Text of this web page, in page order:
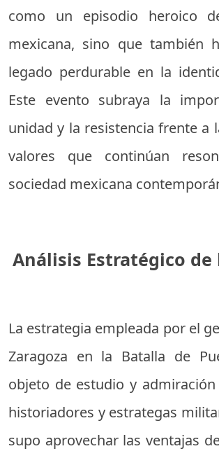
como un episodio heroico
mexicana, sino que también
legado perdurable en la
Este evento subraya la
unidad y la resistencia frente a
valores que continúan
sociedad mexicana
Análisis Estratégico de
La estrategia empleada por el
Zaragoza en la Batalla de
objeto de estudio y
historiadores y estrategas
supo aprovechar las ventajas